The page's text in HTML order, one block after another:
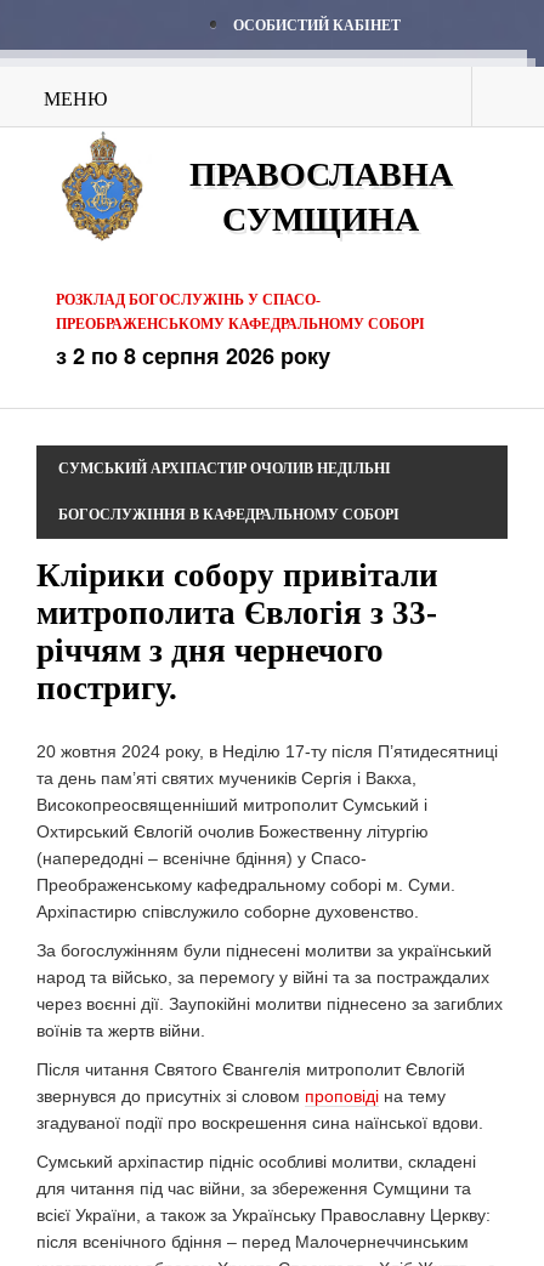
ОСОБИСТИЙ КАБІНЕТ
МЕНЮ
ПРАВОСЛАВНА
СУМЩИНА
РОЗКЛАД БОГОСЛУЖІНЬ У СПАСО-
ПРЕОБРАЖЕНСЬКОМУ КАФЕДРАЛЬНОМУ СОБОРІ
з 2 по 8 серпня 2026 року
СУМСЬКИЙ АРХІПАСТИР ОЧОЛИВ НЕДІЛЬНІ
БОГОСЛУЖІННЯ В КАФЕДРАЛЬНОМУ СОБОРІ
Клірики собору привітали
митрополита Євлогія з 33-
річчям з дня чернечого
постригу.
20 жовтня 2024 року, в Неділю 17-ту після П’ятидесятниці
та день пам’яті святих мучеників Сергія і Вакха,
Високопреосвященніший митрополит Сумський і
Охтирський Євлогій очолив Божественну літургію
(напередодні – всенічне бдіння) у Спасо-
Преображенському кафедральному соборі м. Суми.
Архіпастирю співслужило соборне духовенство.
За богослужінням були піднесені молитви за український
народ та військо, за перемогу у війні та за постраждалих
через воєнні дії. Заупокійні молитви піднесено за загиблих
воїнів та жертв війни.
Після читання Святого Євангелія митрополит Євлогій
звернувся до присутніх зі словом проповіді на тему
згадуваної події про воскрешення сина наїнської вдови.
Сумський архіпастир підніс особливі молитви, складені
для читання під час війни, за збереження Сумщини та
всієї України, а також за Українську Православну Церкву:
після всенічного бдіння – перед Малочернеччинським